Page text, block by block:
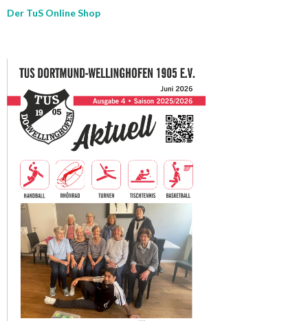
Der TuS Online Shop